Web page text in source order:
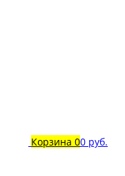
Корзина 00 руб.